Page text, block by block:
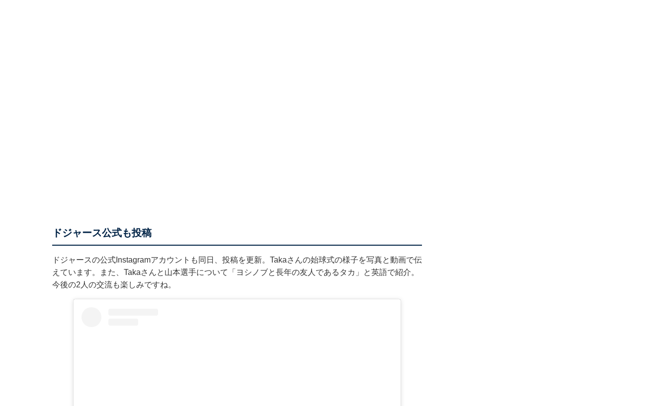
ドジャース公式も投稿
ドジャースの公式Instagramアカウントも同日、投稿を更新。Takaさんの始球式の様子を写真と動画で伝
えています。また、Takaさんと山本選手について「ヨシノブと長年の友人であるタカ」と英語で紹介。
今後の2人の交流も楽しみですね。